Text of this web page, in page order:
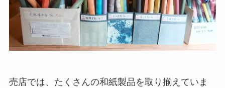
売店では、たくさんの和紙製品を取り揃えていま